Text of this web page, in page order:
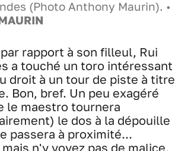
(Photo Anthony Maurin). •
rapport à son filleul, Rui
a touché un toro intéressant
droit à un tour de piste à titre
Bon, bref. Un peu exagéré
le maestro tournera
le dos à la dépouille
passera à proximité...
n'y voyez pas de malice,